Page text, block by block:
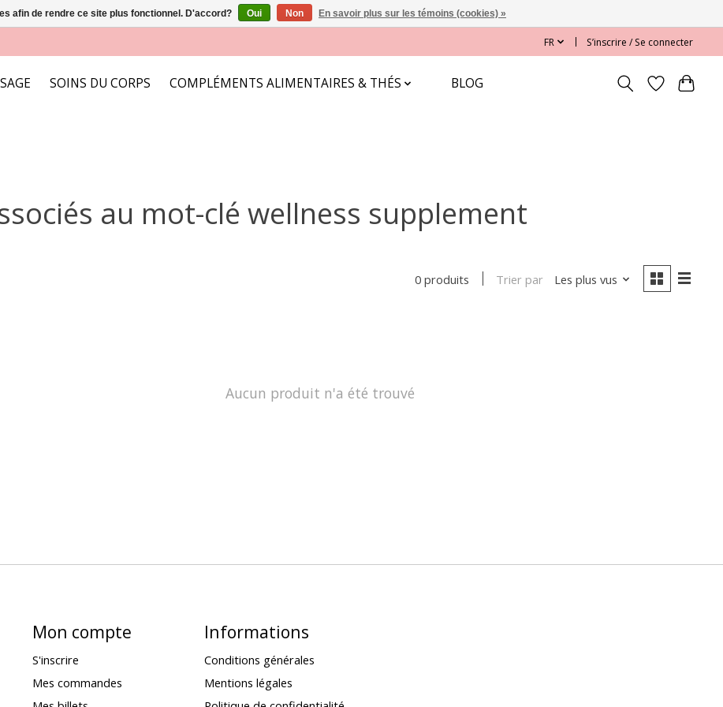
FR S’inscrire / Se connecter
SOINS DU CORPS COMPLÉMENTS ALIMENTAIRES & THÉS BLOG
au mot-clé wellness supplement
0 produits Trier par Les plus vus
Aucun produit n'a été trouvé
Mon compte
S'inscrire
Mes commandes
Informations
Conditions générales
Mentions légales
afin de rendre ce site plus fonctionnel. D'accord? Oui Non En savoir plus sur les témoins (cookies) »